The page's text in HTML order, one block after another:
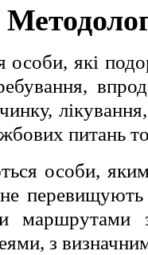
особи, які
питань
особи,
з